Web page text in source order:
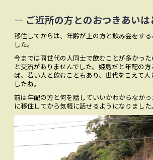
― ご近所の方とのおつきあいは
移住してからは、年齢が上の方と飲み会をす
した。
今までは同世代の人同士で飲むことが多かっ
と交流がありませんでした。姫島だと年配の
ば、若い人と飲むこともあり、世代をこえて
したね。
前は年配の方と何を話していいかわからなか
に移住してから気軽に話せるようになりました。